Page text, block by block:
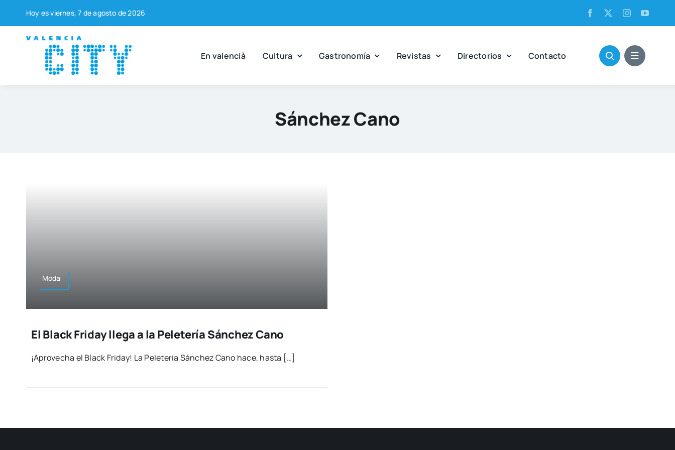
contenido
Hoy es vier­nes, 7 de agos­to de 2026
En valen­cià Cul­tu­ra Gas­tro­no­mía Revis­tas Direc­to­rios Con­tac­to
Sánchez Cano
Moda
El Black Friday llega a la Peletería Sánchez Cano
¡Apro­ve­cha el Black Fri­day! La Pele­te­ría Sán­chez Cano hace, has­ta […]